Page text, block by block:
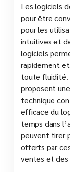
Les logiciels
pour être
pour les
intuitives et
logiciels
rapidement
toute fluidité.
proposent
technique
efficace du
temps dans
peuvent tirer
offerts par
ventes et des